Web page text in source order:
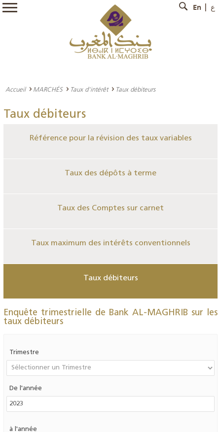
En ع
Accueil MARCHÉS Taux d'intérêt Taux débiteurs
Taux débiteurs
Référence pour la révision des taux variables
Taux des dépôts à terme
Taux des Comptes sur carnet
Taux maximum des intérêts conventionnels
Taux débiteurs
Enquête trimestrielle de Bank AL-MAGHRIB sur les
taux débiteurs
Trimestre
De l'année
à l'année